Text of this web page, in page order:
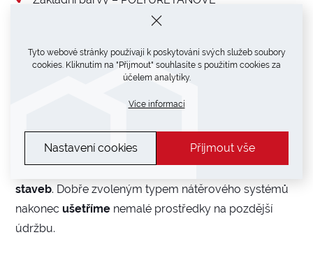
Tyto webové stránky používají k poskytování svých služeb soubory
cookies. Kliknutím na "Přijmout" souhlasíte s použitím cookies za
účelem analytiky.
Více informací
Nastavení cookies Přijmout vše
Vrchní emaily – SYNTETICKÉ
a další kritéria ovlivňují
finálnícenusamotnémontované haly. Je mnoho
aspektů ovlivňujícíchcenu
díla, ale kvalitní protikorozní
ochrana dává halám základdlouhé životnosti těchto
staveb. Dobře zvoleným typem nátěrového systémů
nakonec ušetříme nemalé prostředky na pozdější
údržbu.